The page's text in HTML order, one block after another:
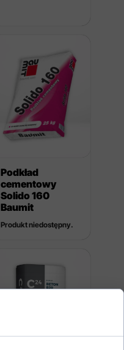
Podkład
cementowy
Solido 160
Baumit
Produkt niedostępny.